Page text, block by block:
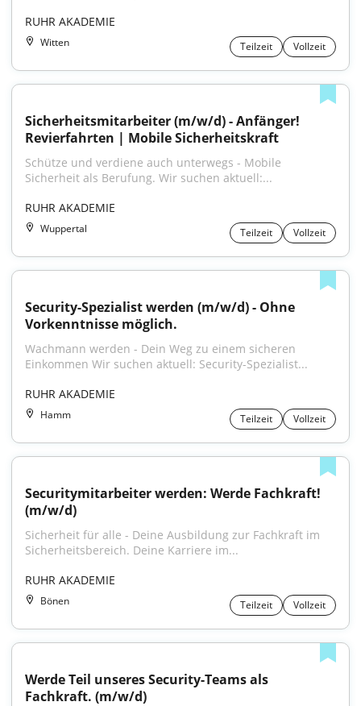
RUHR AKADEMIE
Witten Teilzeit Vollzeit
Sicherheitsmitarbeiter (m/w/d) - Anfänger!
Revierfahrten | Mobile Sicherheitskraft
Schütze und verdiene auch unterwegs - Mobile
Sicherheit als Berufung. Wir suchen aktuell:...
RUHR AKADEMIE
Wuppertal Teilzeit Vollzeit
Security-Spezialist werden (m/w/d) - Ohne
Vorkenntnisse möglich.
Wachmann werden - Dein Weg zu einem sicheren
Einkommen Wir suchen aktuell: Security-Spezialist...
RUHR AKADEMIE
Hamm Teilzeit Vollzeit
Securitymitarbeiter werden: Werde Fachkraft!
(m/w/d)
Sicherheit für alle - Deine Ausbildung zur Fachkraft im
Sicherheitsbereich. Deine Karriere im...
RUHR AKADEMIE
Bönen Teilzeit Vollzeit
Werde Teil unseres Security-Teams als
Fachkraft. (m/w/d)